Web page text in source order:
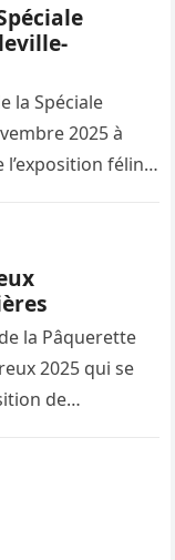
la Spéciale
2025 à
l’exposition féline
la Pâquerette
2025 qui se
de